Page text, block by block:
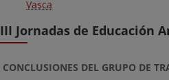
Vasca
III Jornadas de Educación
CONCLUSIONES DEL GRUPO DE